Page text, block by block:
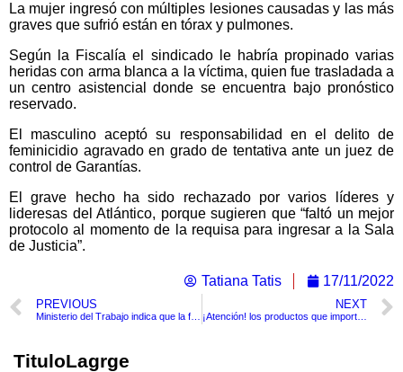
La mujer ingresó con múltiples lesiones causadas y las más
graves que sufrió están en tórax y pulmones.
Según la Fiscalía el sindicado le habría propinado varias
heridas con arma blanca a la víctima, quien fue trasladada a
un centro asistencial donde se encuentra bajo pronóstico
reservado.
El masculino aceptó su responsabilidad en el delito de
feminicidio agravado en grado de tentativa ante un juez de
control de Garantías.
El grave hecho ha sido rechazado por varios líderes y
lideresas del Atlántico, porque sugieren que “faltó un mejor
protocolo al momento de la requisa para ingresar a la Sala
de Justicia”.
Tatiana Tatis 17/11/2022
PREVIOUS NEXT
¡Atención! los productos que importa Perú desde Colombia dejaran de tener aranceles
TituloLagrge